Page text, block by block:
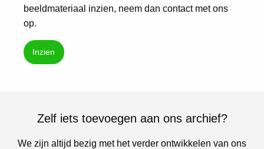
beeldmateriaal inzien, neem dan contact met ons
op.
Inzien
Zelf iets toevoegen aan ons archief?
We zijn altijd bezig met het verder ontwikkelen van ons